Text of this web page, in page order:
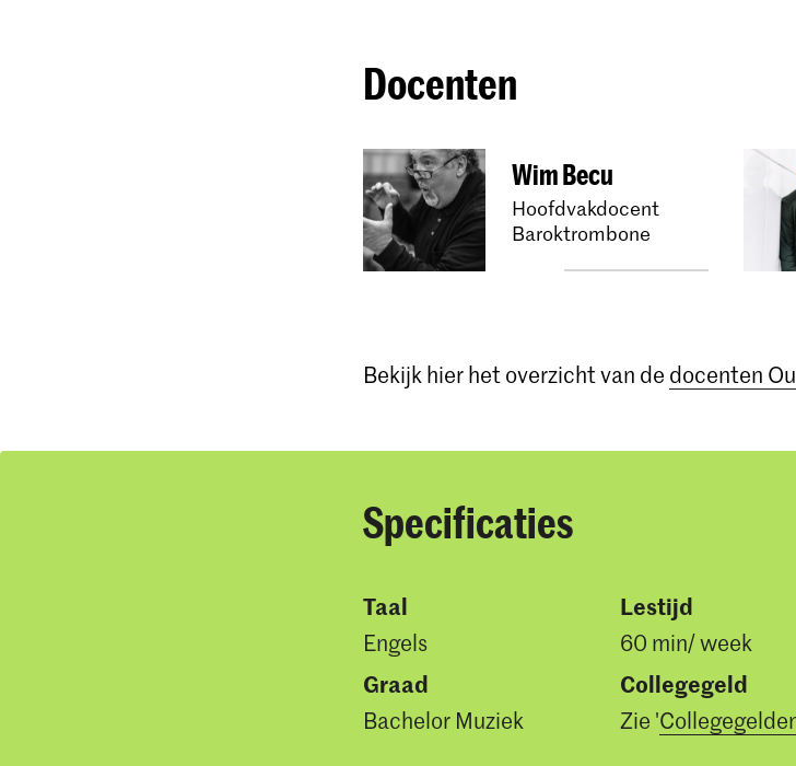
Docenten
Wim Becu
Hoofdvakdocent
Baroktrombone
Bekijk hier het overzicht van de docenten
Specificaties
Taal
Engels
Lestijd
60 min/ week
Graad
Bachelor Muziek
Collegegeld
Zie '